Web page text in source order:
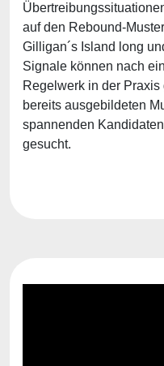
auf den Rebound-
Gilligan´s Island long
Signale können nach
Regelwerk in der
bereits ausgebildeten
spannenden
gesucht.